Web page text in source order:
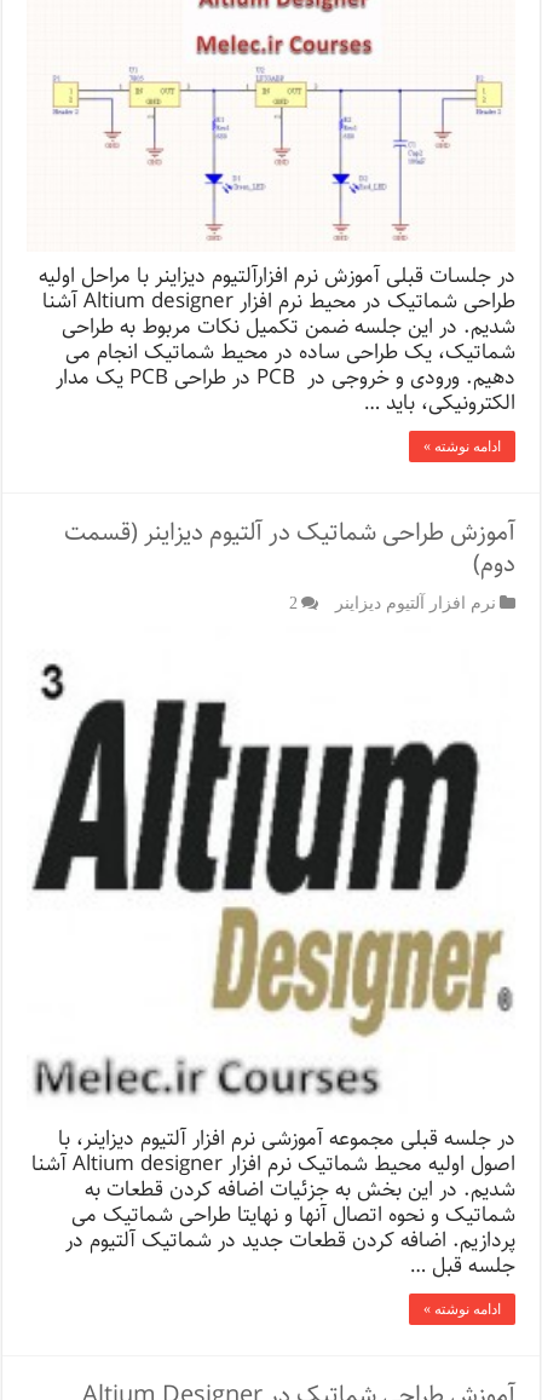
در جلسات قبلی آموزش نرم افزارآلتیوم دیزاینر با مراحل اولیه
طراحی شماتیک در محیط نرم افزار Altium designer آشنا
شدیم. در این جلسه ضمن تکمیل نکات مربوط به طراحی
شماتیک، یک طراحی ساده در محیط شماتیک انجام می
دهیم. ورودی و خروجی در PCB در طراحی PCB یک مدار
الکترونیکی، باید …
ادامه نوشته »
آموزش طراحی شماتیک در آلتیوم دیزاینر (قسمت
دوم)
نرم افزار آلتیوم دیزاینر 2
در جلسه قبلی مجموعه آموزشی نرم افزار آلتیوم دیزاینر، با
اصول اولیه محیط شماتیک نرم افزار Altium designer آشنا
شدیم. در این بخش به جزئیات اضافه کردن قطعات به
شماتیک و نحوه اتصال آنها و نهایتا طراحی شماتیک می
پردازیم. اضافه کردن قطعات جدید در شماتیک آلتیوم در
جلسه قبل …
ادامه نوشته »